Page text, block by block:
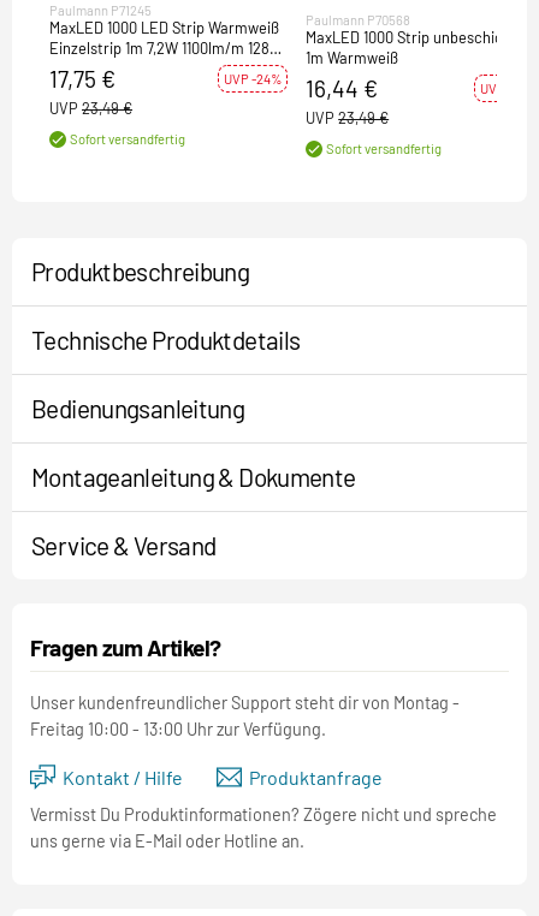
Paulmann P71245
MaxLED 1000 LED Strip Warmweiß
Einzelstrip 1m 7,2W 1100lm/m 128
LEDs/m 2700K
17,75 € UVP -24%
UVP 23,49 €
Sofort versandfertig
Paulmann P70568
MaxLED 1000 Strip unbeschichtet
1m Warmweiß
16,44 € UVP -30%
UVP 23,49 €
Sofort versandfertig
Produktbeschreibung
Technische Produktdetails
Bedienungsanleitung
Montageanleitung & Dokumente
Service & Versand
Fragen zum Artikel?
Unser kundenfreundlicher Support steht dir von Montag -
Freitag 10:00 - 13:00 Uhr zur Verfügung.
Kontakt / Hilfe Produktanfrage
Vermisst Du Produktinformationen? Zögere nicht und spreche
uns gerne via E-Mail oder Hotline an.